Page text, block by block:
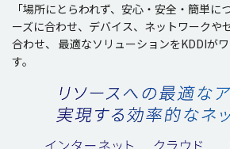
「場所にとらわれず、 安心 ・ 安全 ・ 簡単に
ーズに合わせ、デバイス、ネットワークや
合わせ、 最適なソリューションをKDDIが
す。